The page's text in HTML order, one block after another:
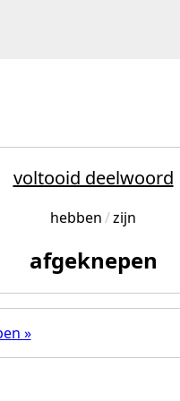
voltooid deelwoord
hebben zijn
afgeknepen
»